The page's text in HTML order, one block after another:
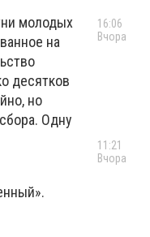
молодых
на
десятков
но
Одну
16:06
Вчора
11:21
Вчора